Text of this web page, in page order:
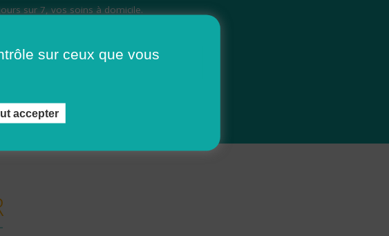
sur 7, vos soins à domicile.
sur ceux que vous
accepter